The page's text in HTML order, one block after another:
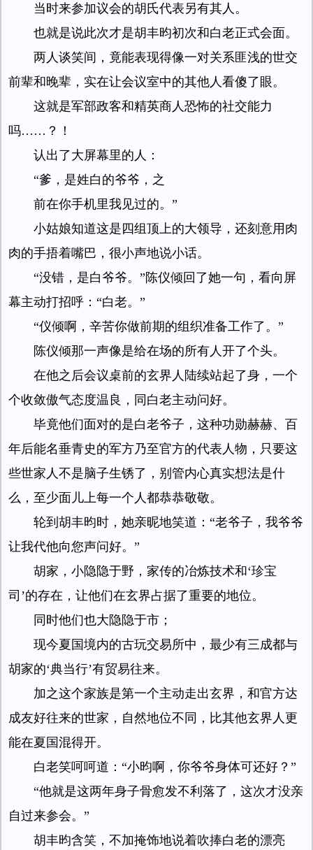
当时来参加议会的胡氏代表另有其人。
也就是说此次才是胡丰昀初次和白老正式会面。
两人谈笑间，竟能表现得像一对关系匪浅的世交
前辈和晚辈，实在让会议室中的其他人看傻了眼。
这就是军部政客和精英商人恐怖的社交能力
吗……？！
认出了大屏幕里的人：
“爹，是姓白的爷爷，之
前在你手机里我见过的。”
小姑娘知道这是四组顶上的大领导，还刻意用肉
肉的手捂着嘴巴，很小声地说小话。
“没错，是白爷爷。”陈仪倾回了她一句，看向屏
幕主动打招呼：“白老。”
“仪倾啊，辛苦你做前期的组织准备工作了。”
陈仪倾那一声像是给在场的所有人开了个头。
在他之后会议桌前的玄界人陆续站起了身，一个
个收敛傲气态度温良，同白老主动问好。
毕竟他们面对的是白老爷子，这种功勋赫赫、百
年后能名垂青史的军方乃至官方的代表人物，只要这
些世家人不是脑子生锈了，别管内心真实想法是什
么，至少面儿上每一个人都恭恭敬敬。
轮到胡丰昀时，她亲昵地笑道：“老爷子，我爷爷
让我代他向您声问好。”
胡家，小隐隐于野，家传的冶炼技术和‘珍宝
司’的存在，让他们在玄界占据了重要的地位。
同时他们也大隐隐于市；
现今夏国境内的古玩交易所中，最少有三成都与
胡家的‘典当行’有贸易往来。
加之这个家族是第一个主动走出玄界，和官方达
成友好往来的世家，自然地位不同，比其他玄界人更
能在夏国混得开。
白老笑呵呵道：“小昀啊，你爷爷身体可还好？”
“他就是这两年身子骨愈发不利落了，这次才没亲
自过来参会。”
胡丰昀含笑，不加掩饰地说着吹捧白老的漂亮